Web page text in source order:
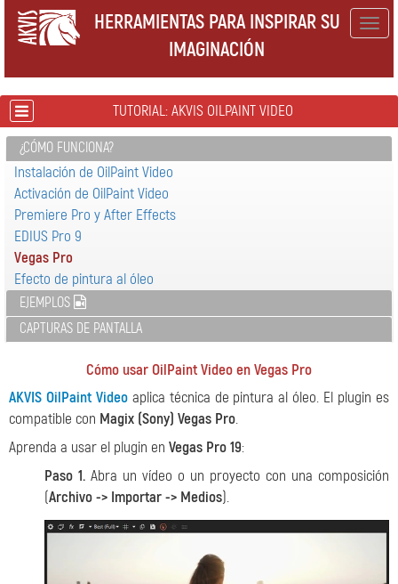
HERRAMIENTAS PARA INSPIRAR SU
IMAGINACIÓN
TUTORIAL: AKVIS OILPAINT VIDEO
¿CÓMO FUNCIONA?
Instalación de OilPaint Video
Activación de OilPaint Video
Premiere Pro y After Effects
EDIUS Pro 9
Vegas Pro
Efecto de pintura al óleo
EJEMPLOS
CAPTURAS DE PANTALLA
Cómo usar OilPaint Video en Vegas Pro
AKVIS OilPaint Videoaplica técnica de pintura al óleo. El plugin es
compatible con Magix (Sony) Vegas Pro.
Aprenda a usar el plugin en Vegas Pro 19:
Paso 1. Abra un vídeo o un proyecto con una composición
(Archivo -> Importar -> Medios).